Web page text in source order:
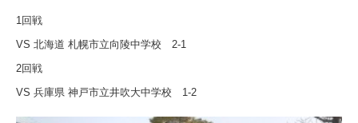
1回戦
VS 北海道 札幌市立向陵中学校 2-1
2回戦
VS 兵庫県 神戸市立井吹大中学校 1-2